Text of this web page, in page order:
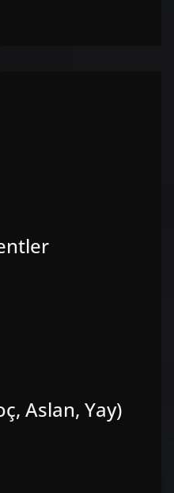
Aslan, Yay)